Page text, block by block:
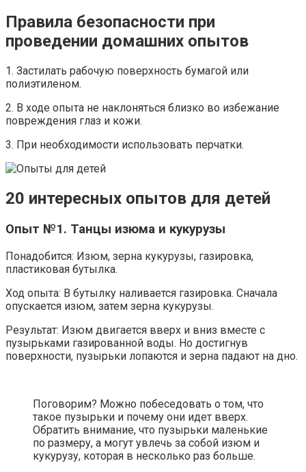
Правила безопасности при
проведении домашних опытов
1. Застилать рабочую поверхность бумагой или
полиэтиленом.
2. В ходе опыта не наклоняться близко во избежание
повреждения глаз и кожи.
3. При необходимости использовать перчатки.
20 интересных опытов для детей
Опыт №1. Танцы изюма и кукурузы
Понадобится: Изюм, зерна кукурузы, газировка,
пластиковая бутылка.
Ход опыта: В бутылку наливается газировка. Сначала
опускается изюм, затем зерна кукурузы.
Результат: Изюм двигается вверх и вниз вместе с
пузырьками газированной воды. Но достигнув
поверхности, пузырьки лопаются и зерна падают на дно.
Поговорим? Можно побеседовать о том, что
такое пузырьки и почему они идет вверх.
Обратить внимание, что пузырьки маленькие
по размеру, а могут увлечь за собой изюм и
кукурузу, которая в несколько раз больше.